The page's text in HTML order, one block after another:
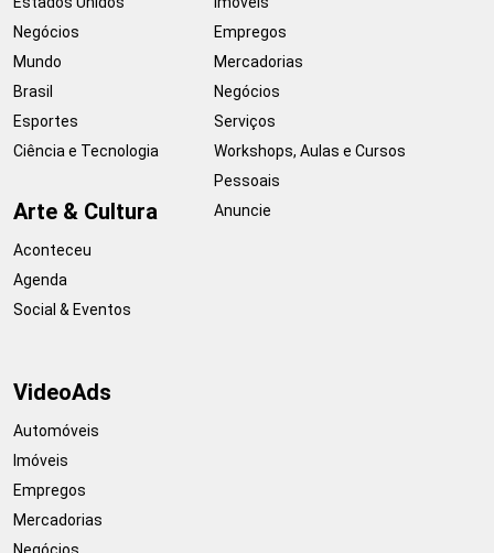
Negócios
Mundo
Brasil
Esportes
Ciência e Tecnologia
Arte & Cultura
Aconteceu
Agenda
Social & Eventos
Empregos
Mercadorias
Negócios
Serviços
Workshops, Aulas e Cursos
Pessoais
Anuncie
VideoAds
Automóveis
Imóveis
Empregos
Mercadorias